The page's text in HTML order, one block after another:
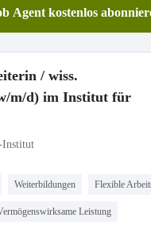
Agent kostenlos
/ wiss.
m/d) im Institut für
Weiterbildungen Flexible
Leistung